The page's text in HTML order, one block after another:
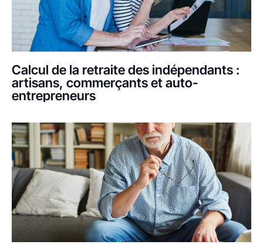
Calcul de la retraite des indépendants :
artisans, commerçants et auto-
entrepreneurs